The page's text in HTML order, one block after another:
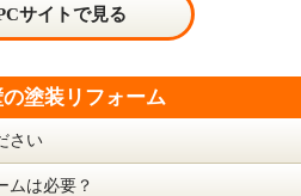
サイトで見る
塗装リフォーム
さい
ムは必要？